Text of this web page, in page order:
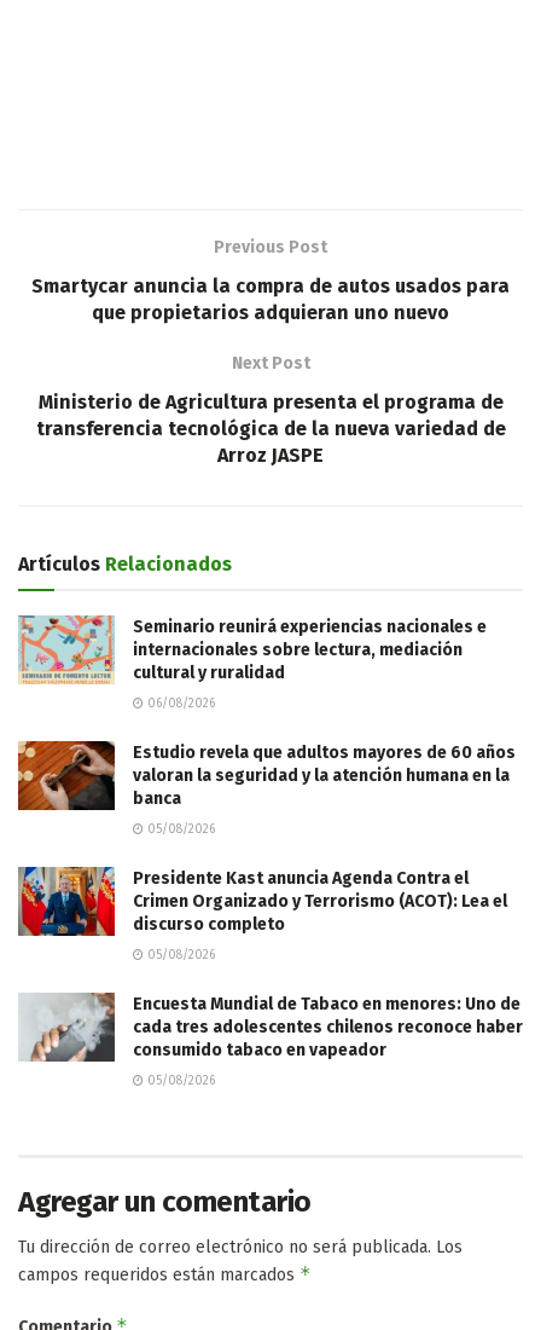
Previous Post
Smartycar anuncia la compra de autos usados para
que propietarios adquieran uno nuevo
Next Post
Ministerio de Agricultura presenta el programa de
transferencia tecnológica de la nueva variedad de
Arroz JASPE
Artículos Relacionados
Seminario reunirá experiencias nacionales e
internacionales sobre lectura, mediación
cultural y ruralidad
06/08/2026
Estudio revela que adultos mayores de 60 años
valoran la seguridad y la atención humana en la
banca
05/08/2026
Presidente Kast anuncia Agenda Contra el
Crimen Organizado y Terrorismo (ACOT): Lea el
discurso completo
05/08/2026
Encuesta Mundial de Tabaco en menores: Uno de
cada tres adolescentes chilenos reconoce haber
consumido tabaco en vapeador
05/08/2026
Agregar un comentario
Tu dirección de correo electrónico no será publicada. Los
campos requeridos están marcados *